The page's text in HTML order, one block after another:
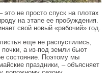
не просто спуск на плотах
на этапе ее пробуждения.
свой новый «рабочий» год.
еще не распустились,
а из-под земли бьют
состояние. Поэтому мы
праздники, – объясняет